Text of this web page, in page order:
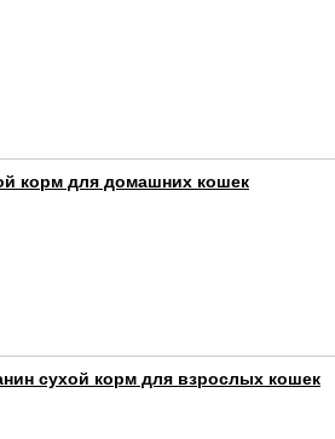
корм для домашних кошек
сухой корм для взрослых кошек